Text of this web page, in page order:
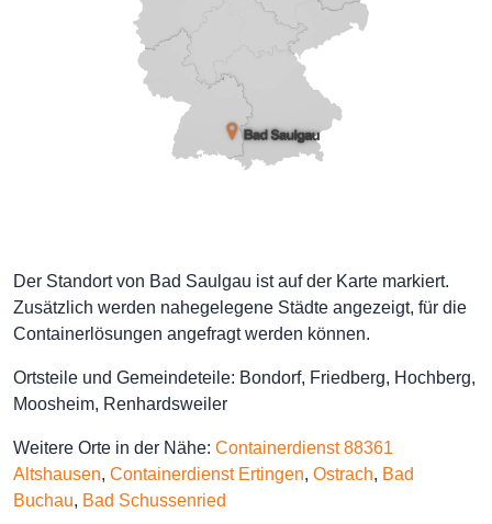
Der Standort von Bad Saulgau ist auf der Karte markiert.
Zusätzlich werden nahegelegene Städte angezeigt, für die
Containerlösungen angefragt werden können.
Ortsteile und Gemeindeteile: Bondorf, Friedberg, Hochberg,
Moosheim, Renhardsweiler
Weitere Orte in der Nähe: Containerdienst 88361
Altshausen, Containerdienst Ertingen, Ostrach, Bad
Buchau, Bad Schussenried